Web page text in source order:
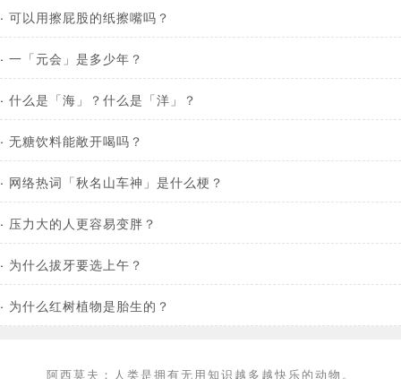
· 可以用擦屁股的纸擦嘴吗？
· 一「元会」是多少年？
· 什么是「海」？什么是「洋」？
· 无糖饮料能敞开喝吗？
· 网络热词「秋名山车神」是什么梗？
· 压力大的人更容易变胖？
· 为什么拔牙要选上午？
· 为什么红树植物是胎生的？
阿西莫夫：人类是拥有无用知识越多越快乐的动物。